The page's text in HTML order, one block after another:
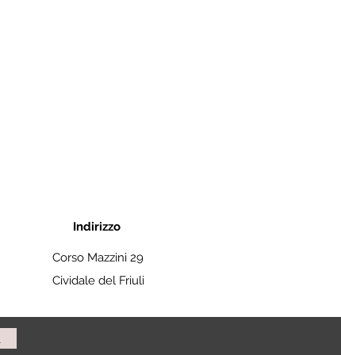
Indirizzo
Corso Mazzini 29
Cividale del Friuli